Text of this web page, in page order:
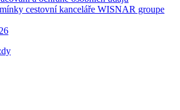
cestovní kanceláře WISNAR groupe